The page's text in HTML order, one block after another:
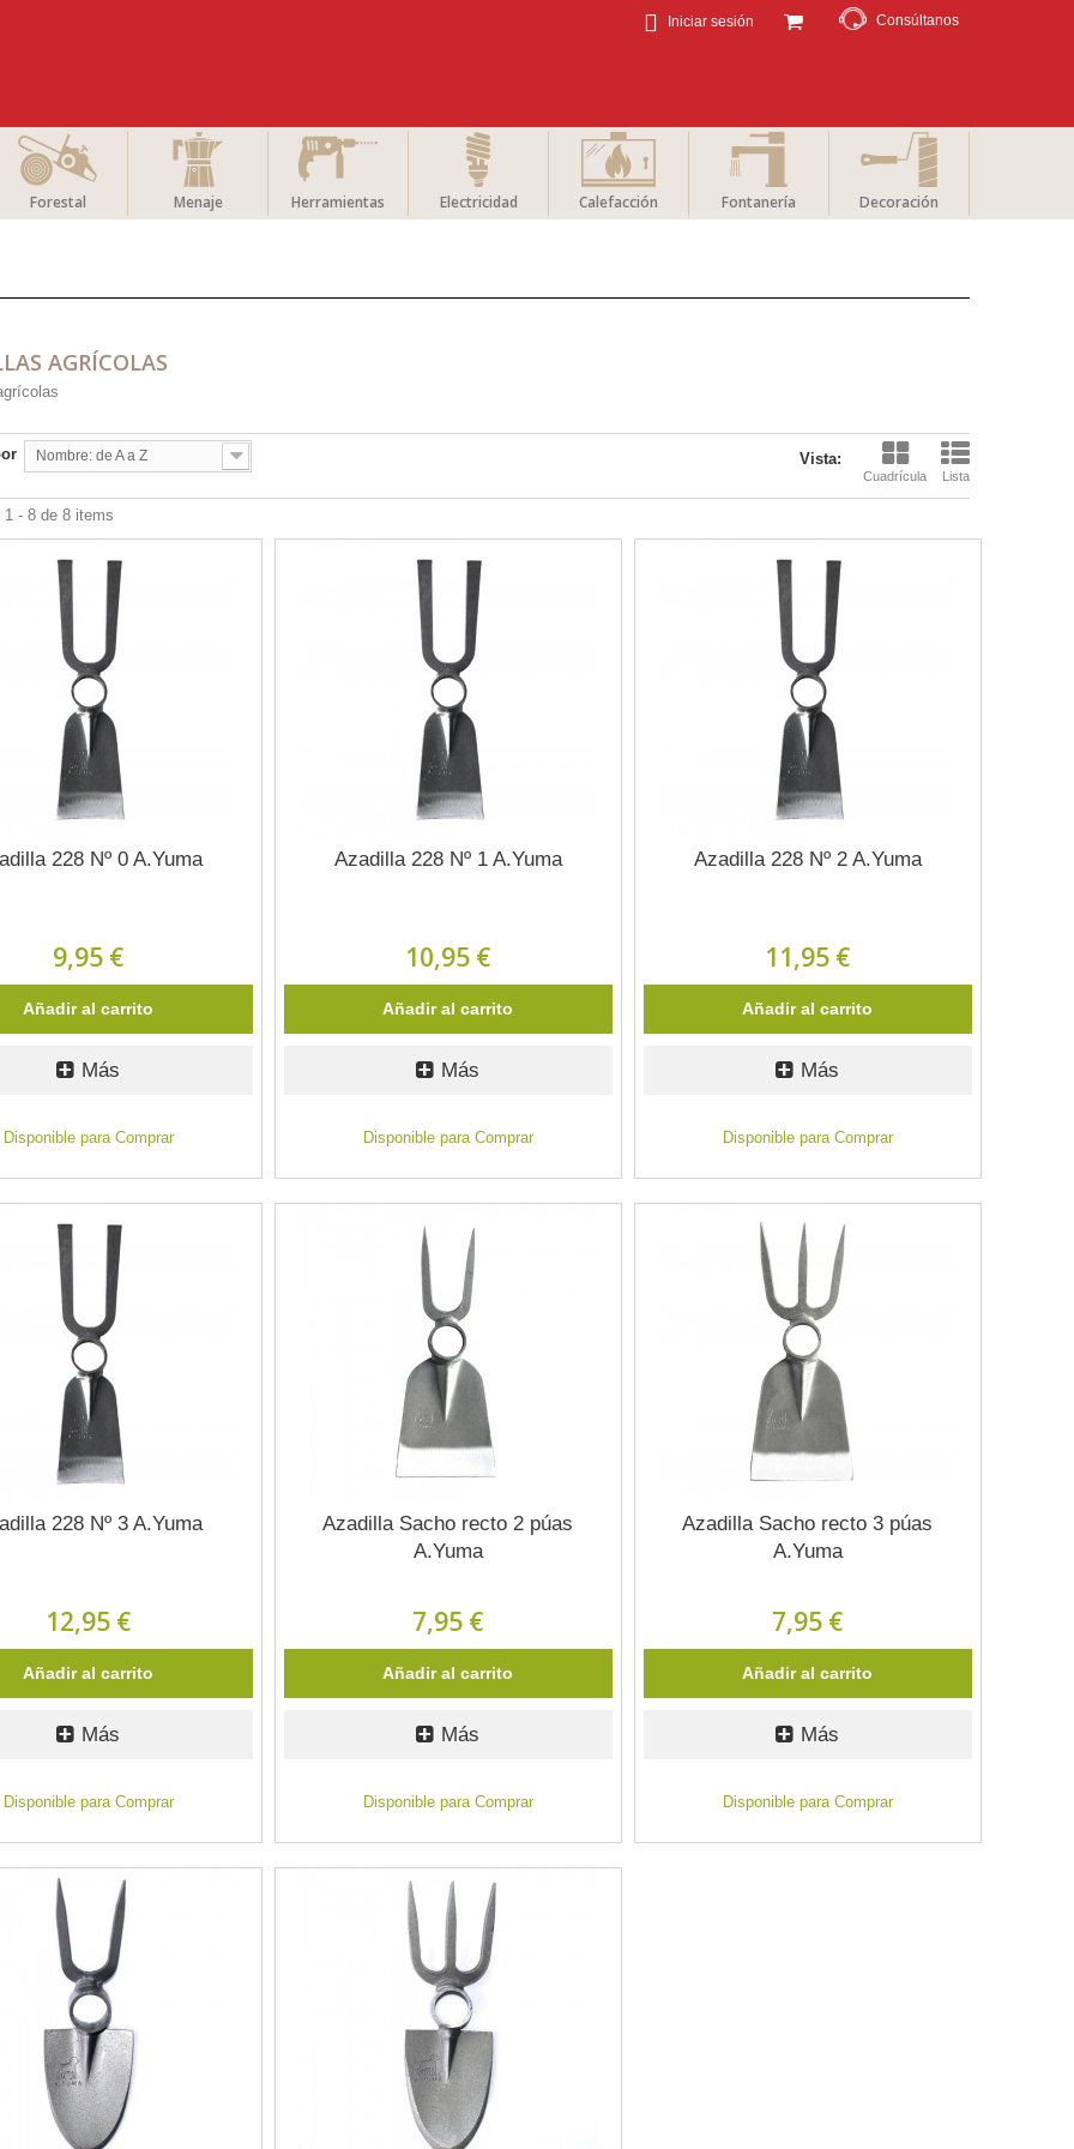
Consúltanos
Iniciar sesión
Forestal Menaje Herramientas Electricidad Calefacción Fontanería Decoración
AGRÍCOLAS
Vista:
Cuadrícula Lista
Nombre: de A a Z
1 - 8 de 8 items
228 Nº 0 A.Yuma
9,95 €
Añadir al carrito
Más
Disponible para Comprar
Azadilla 228 Nº 1 A.Yuma
10,95 €
Añadir al carrito
Más
Disponible para Comprar
Azadilla 228 Nº 2 A.Yuma
11,95 €
Añadir al carrito
Más
Disponible para Comprar
228 Nº 3 A.Yuma
12,95 €
Añadir al carrito
Más
Disponible para Comprar
Azadilla Sacho recto 2 púas
A.Yuma
7,95 €
Añadir al carrito
Más
Disponible para Comprar
Azadilla Sacho recto 3 púas
A.Yuma
7,95 €
Añadir al carrito
Más
Disponible para Comprar